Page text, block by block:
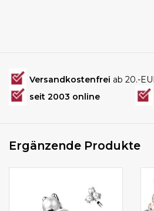
Versandkostenfrei ab 20.-
seit 2003 online
Ergänzende Produkte